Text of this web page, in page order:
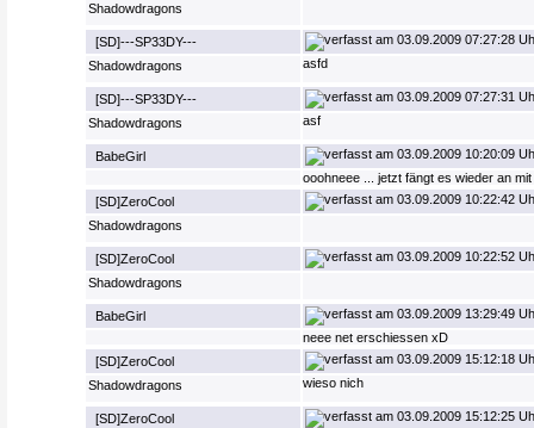
Shadowdragons
[SD]---SP33DY--- 03.09.2009 07:27:28
Shadowdragons
asfd
[SD]---SP33DY--- 03.09.2009 07:27:31
Shadowdragons
asf
BabeGirl 03.09.2009 10:20:09
ooohneee ... jetzt fängt es wieder an
[SD]ZeroCool
03.09.2009 10:22:42
Shadowdragons
[SD]ZeroCool 03.09.2009 10:22:52
Shadowdragons
BabeGirl 03.09.2009 13:29:49
neee net erschiessen xD
[SD]ZeroCool
03.09.2009 15:12:18
Shadowdragons
wieso nich
[SD]ZeroCool 03.09.2009 15:12:25